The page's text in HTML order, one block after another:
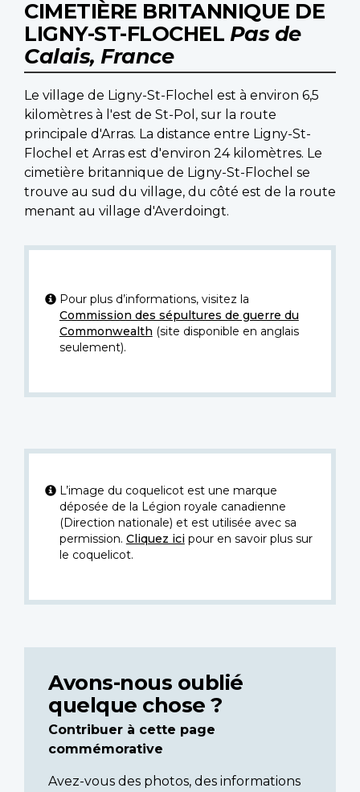
CIMETIÈRE BRITANNIQUE DE
LIGNY-ST-FLOCHEL Pas de
Calais, France
Le village de Ligny-St-Flochel est à environ 6,5
kilomètres à l'est de St-Pol, sur la route
principale d'Arras. La distance entre Ligny-St-
Flochel et Arras est d'environ 24 kilomètres. Le
cimetière britannique de Ligny-St-Flochel se
trouve au sud du village, du côté est de la route
menant au village d'Averdoingt.
Pour plus d’informations, visitez la
Commission des sépultures de guerre du
Commonwealth (site disponible en anglais
seulement).
L’image du coquelicot est une marque
déposée de la Légion royale canadienne
(Direction nationale) et est utilisée avec sa
permission. Cliquez icipour en savoir plus sur
le coquelicot.
Avons-nous oublié
quelque chose ?
Contribuer à cette page
commémorative
Avez-vous des photos, des informations